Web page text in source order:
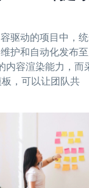
驱动的项目中，
护和自动化发布至
内容渲染能力，而
，可以让团队共